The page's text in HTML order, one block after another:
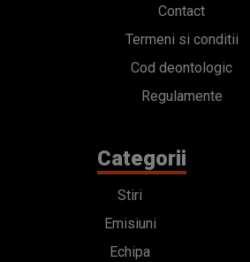
Contact
Termeni si conditii
Cod deontologic
Regulamente
Categorii
Stiri
Emisiuni
Echipa